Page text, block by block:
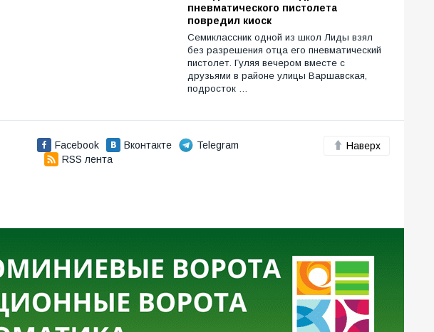
пневматического пистолета
повредил киоск
Семиклассник одной из школ Лиды взял
без разрешения отца его пневматический
пистолет. Гуляя вечером вместе с
друзьями в районе улицы Варшавская,
подросток …
Facebook Вконтакте
Telegram
RSS лента
Наверх